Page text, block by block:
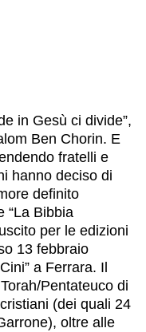
in Gesù ci divide”,
Ben Chorin. E
fratelli e
hanno deciso di
definito
“La Bibbia
per le edizioni
13 febbraio
a Ferrara. Il
Pentateuco di
(dei quali 24
oltre alle